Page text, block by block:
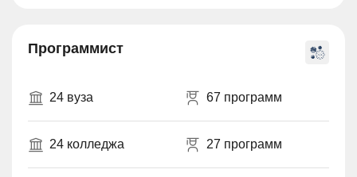
Программист
24 вуза 67 программ
24 колледжа 27 программ